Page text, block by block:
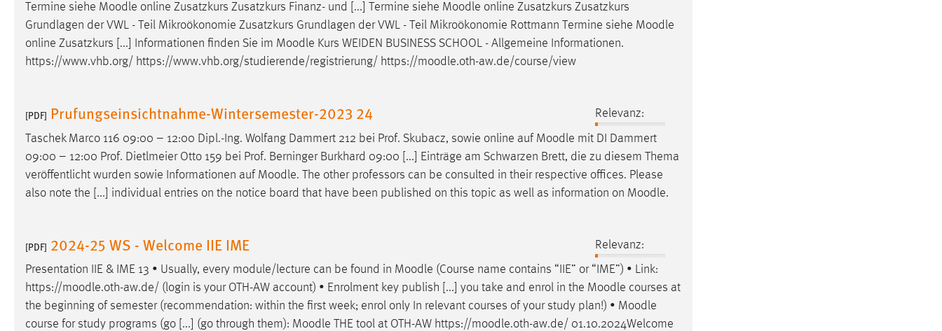
Termine siehe Moodle online Zusatzkurs Zusatzkurs Finanz- und [...] Termine siehe Moodle online Zusatzkurs Zusatzkurs
Grundlagen der VWL - Teil Mikroökonomie Zusatzkurs Grundlagen der VWL - Teil Mikroökonomie Rottmann Termine siehe Moodle
online Zusatzkurs [...] Informationen finden Sie im Moodle Kurs WEIDEN BUSINESS SCHOOL - Allgemeine Informationen.
https://www.vhb.org/ https://www.vhb.org/studierende/registrierung/ https://moodle.oth-aw.de/course/view
[PDF] Prufungseinsichtnahme-Wintersemester-2023 24
Relevanz:
Taschek Marco 116 09:00 – 12:00 Dipl.-Ing. Wolfang Dammert 212 bei Prof. Skubacz, sowie online auf Moodle mit DI Dammert
09:00 – 12:00 Prof. Dietlmeier Otto 159 bei Prof. Berninger Burkhard 09:00 [...] Einträge am Schwarzen Brett, die zu diesem Thema
veröffentlicht wurden sowie Informationen auf Moodle. The other professors can be consulted in their respective offices. Please
also note the [...] individual entries on the notice board that have been published on this topic as well as information on Moodle.
[PDF] 2024-25 WS - Welcome IIE IME
Relevanz:
Presentation IIE & IME 13 • Usually, every module/lecture can be found in Moodle (Course name contains “IIE” or “IME”) • Link:
https://moodle.oth-aw.de/ (login is your OTH-AW account) • Enrolment key publish [...] you take and enrol in the Moodle courses at
the beginning of semester (recommendation: within the first week; enrol only In relevant courses of your study plan!) • Moodle
course for study programs (go [...] (go through them): Moodle THE tool at OTH-AW https://moodle.oth-aw.de/ 01.10.2024Welcome
Name:
Zweck:
Dieser Cookie ist notwendig um sich an
der Website einloggen zu können.
STATISTIK
Statistik Cookies erfassen Informationen anonym.
Diese Informationen helfen uns zu verstehen, wie
unsere Besucher unsere Website nutzen.
Zweck: Zugriffsstatistik
Cookie Laufzeit: Max. 13 Monate